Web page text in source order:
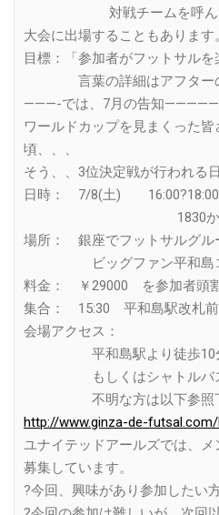
対戦チームを呼んだ
大会に出場することもあります。
目標：「参加者がフットサルを
言葉の詳細はアフターの
———-では、7月の告知
ワールドカップを見まくった
頃、、、
そう、、3位決定戦が行われる
日時： 7/8(土)
1830からア
場所： 銀座でフットサルグル
ビッグファン平和島コ
料金： ￥29000 を参加者頭
集合： 15:30 平和島駅
会場アクセス：
平和島駅より徒歩10
もしくはシャトルバス
不明な方は以下参照下さ
http://www.ginza-de-
ユナイテッドアールズでは、
募集しています。
?今回、興味があり参加したい